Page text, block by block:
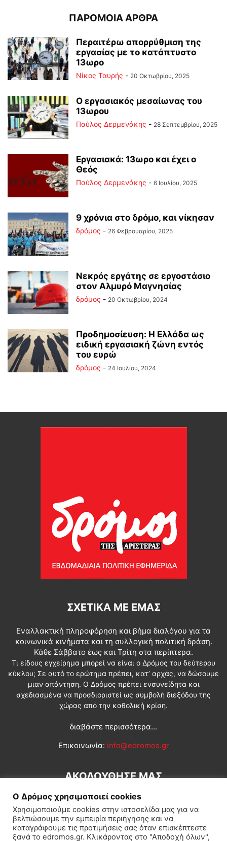
ΠΑΡΟΜΟΙΑ ΑΡΘΡΑ
Περαιτέρω απορρύθμιση της
εργασίας με το κατάπτυστο
13ωρο
Νίκος Ταυρής - 20 Οκτωβρίου, 2025
Ο εργασιακός μεσαίωνας του
13ωρου
Παύλος Δερμενάκης - 28 Σεπτεμβρίου, 2025
Εργασιακά: 13ωρο και έχει ο
Θεός
Παύλος Δερμενάκης - 6 Ιουλίου, 2025
9 χρόνια στο δρόμο, και νίκησαν
δρόμος - 26 Φεβρουαρίου, 2025
Νεκρός εργάτης σε εργοστάσιο
στον Αλμυρό Μαγνησίας
δρόμος - 20 Οκτωβρίου, 2024
Προδημοσίευση: Η Ελλάδα ως
ειδική εργασιακή ζώνη εντός
του ευρώ
δρόμος - 24 Ιουλίου, 2024
ΣΧΕΤΙΚΆ ΜΕ ΕΜΆΣ
Εναλλακτική πληροφόρηση και βήμα διαλόγου για τα
κοινωνικά κινήματα και τη συλλογική πολιτική δράση.
Κάθε Σάββατο έως και Τρίτη στα περίπτερα.
Τι είδους εγχείρημα μπορεί να είναι ο Δρόμος του δεύτερου
κύκλου; Σε αυτό το ερώτημα πρέπει, κατ’ αρχάς, να δώσουμε
μιαν απάντηση. Ο Δρόμος πρέπει ενσυνείδητα και
σχεδιασμένα να προσδιοριστεί ως συμβολή διεξόδου της
χώρας από την καθολική κρίση.
διαβάστε περισσότερα...
Επικοινωνία: info@edromos.gr
ΑΚΟΛΟΥΘΗΣΕ ΜΑΣ
Ο Δρόμος χρησιμοποιεί cookies
Χρησιμοποιούμε cookies στην ιστοσελίδα μας για να
βελτιώσουμε την εμπειρία περιήγησης και να
καταγράφουμε τις προτιμήσεις σας όταν επισκέπτεστε
ξανά το edromos.gr. Κλικάροντας στο "Αποδοχή όλων",